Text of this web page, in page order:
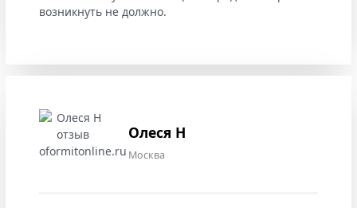
возникнуть не должно.
Олеся Н
Москва